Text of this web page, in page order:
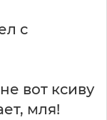
с
вот ксиву
мля!